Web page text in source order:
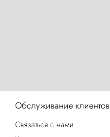
Обслуживание клиентов
Связаться с нами